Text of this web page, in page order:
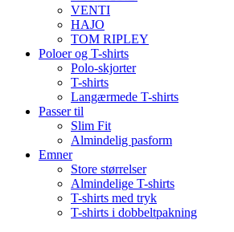
VENTI
HAJO
TOM RIPLEY
Poloer og T-shirts
Polo-skjorter
T-shirts
Langærmede T-shirts
Passer til
Slim Fit
Almindelig pasform
Emner
Store størrelser
Almindelige T-shirts
T-shirts med tryk
T-shirts i dobbeltpakning